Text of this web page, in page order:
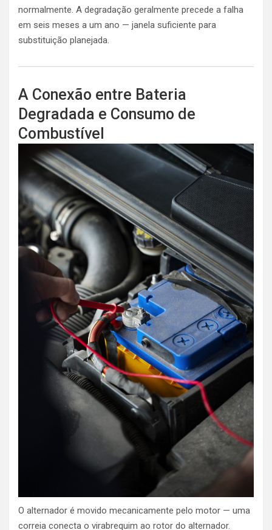
normalmente. A degradação geralmente precede a falha
em seis meses a um ano — janela suficiente para
substituição planejada.
A Conexão entre Bateria
Degradada e Consumo de
Combustível
O alternador é movido mecanicamente pelo motor — uma
correia conecta o virabrequim ao rotor do alternador.